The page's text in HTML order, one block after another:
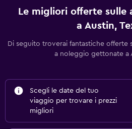
Le migliori offerte sulle
a Austin,
Di seguito troverai fantastiche offerte
a noleggio gettonate a
Scegli le date del tuo
viaggio per trovare i prezzi
migliori